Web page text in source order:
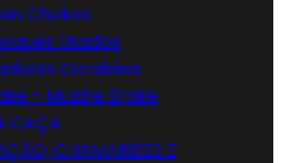
Chokes
Usados
Carabina
- Muzzle Brake
CAÇA
CHAMARIZES E